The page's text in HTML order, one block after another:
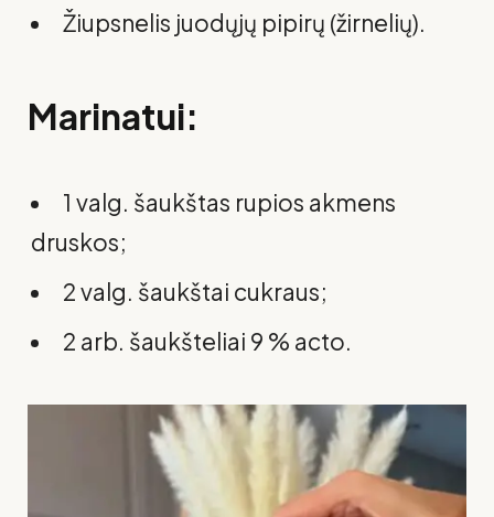
Žiupsnelis juodųjų pipirų (žirnelių).
Marinatui:
1 valg. šaukštas rupios akmens
druskos;
2 valg. šaukštai cukraus;
2 arb. šaukšteliai 9 % acto.